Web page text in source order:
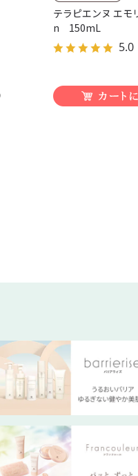
テラピエンヌ エモ
n 150mL
5.0